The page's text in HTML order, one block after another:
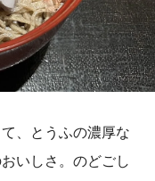
、とうふの濃厚な
いしさ。のどごし